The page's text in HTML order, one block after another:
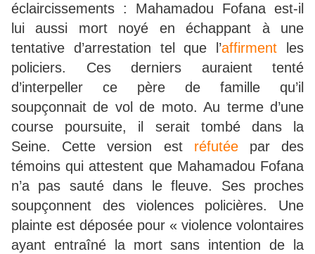
éclaircissements : Mahamadou Fofana est-il
lui aussi mort noyé en échappant à une
tentative d’arrestation tel que l’affirment les
policiers. Ces derniers auraient tenté
d’interpeller ce père de famille qu’il
soupçonnait de vol de moto. Au terme d’une
course poursuite, il serait tombé dans la
Seine. Cette version est réfutéepar des
témoins qui attestent que Mahamadou Fofana
n’a pas sauté dans le fleuve. Ses proches
soupçonnent des violences policières. Une
plainte est déposée pour « violence volontaires
ayant entraîné la mort sans intention de la